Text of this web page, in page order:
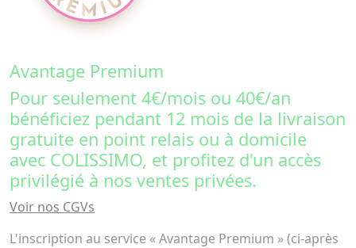
Avantage Premium
Pour seulement 4€/mois ou 40€/an
bénéficiez pendant 12 mois de la livraison
gratuite en point relais ou à domicile
avec COLISSIMO, et profitez d'un accès
privilégié à nos ventes privées.
Voir nos CGVs
L'inscription au service « Avantage Premium » (ci-après